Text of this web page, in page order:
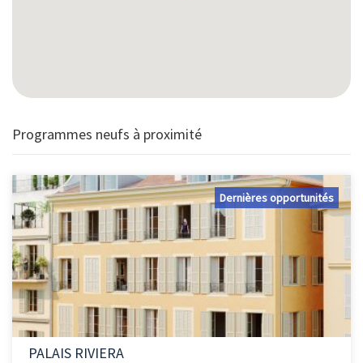
Programmes neufs à proximité
Dernières opportunités
PALAIS RIVIERA